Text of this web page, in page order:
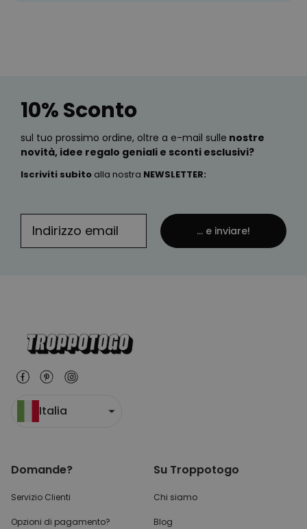
10% Sconto
sul tuo prossimo ordine, oltre a e-mail sulle nostre
novità, idee regalo geniali e sconti esclusivi?
Iscriviti subito alla nostra NEWSLETTER:
... e inviare!
Italia
Domande?
Servizio Clienti
Opzioni di pagamento?
Su Troppotogo
Chi siamo
Blog